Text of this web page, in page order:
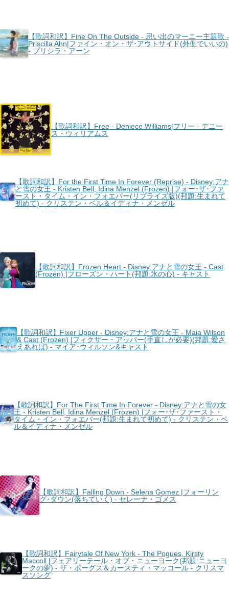
【歌詞和訳】Fine On The Outside - 思い出のマーニー主題歌 -
Priscilla Ahn|ファイン・オン・ザ･アウトサイド(外側でいいの)
- プリシラ・アーン
【歌詞和訳】Free - Deniece Williams|フリー - デニー
ス・ウィリアムス
【歌詞和訳】For the First Time In Forever (Reprise) - Disney:アナ
と雪の女王 - Kristen Bell, Idina Menzel (Frozen) |フォー･ザ･ファ
ースト・タイム・イン・フォエバー(リプライズ版)(邦題:生まれて
初めて) - クリステン・ベル＆イディナ・メンゼル
【歌詞和訳】Frozen Heart - Disney:アナと雪の女王 - Cast
(Frozen) |フローズン・ハート(邦題:氷の心) - キャスト
【歌詞和訳】Fixer Upper - Disney:アナと雪の女王 - Maia Wilson
& Cast (Frozen) |フィクサー・アッパー(手直しが必要)(邦題:愛さ
えあれば) - マイア･ウィルソン&キャスト
【歌詞和訳】For The First Time In Forever - Disney:アナと雪の女
王 - Kristen Bell, Idina Menzel (Frozen) |フォー･ザ･ファースト・
タイム・イン・フォエバー(邦題:生まれて初めて) - クリステン・ベ
ル＆イディナ・メンゼル
【歌詞和訳】Falling Down - Selena Gomez |フォーリン
グ･ダウン(落ちていく) - セレーナ・ゴメス
【歌詞和訳】Fairytale Of New York - The Pogues, Kirsty
Maccoll |フェアリーテール・オブ・ニューヨーク(邦題:ニューヨ
ークの夢) - ザ・ポーグス＆カースティ・マッコール - クリスマ
スソング